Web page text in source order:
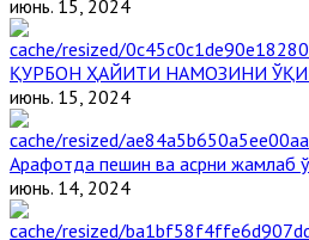
июнь. 15, 2024
ҚУРБОН ҲАЙИТИ НАМОЗИНИ
июнь. 15, 2024
Арафотда пешин ва асрни жамлаб
июнь. 14, 2024